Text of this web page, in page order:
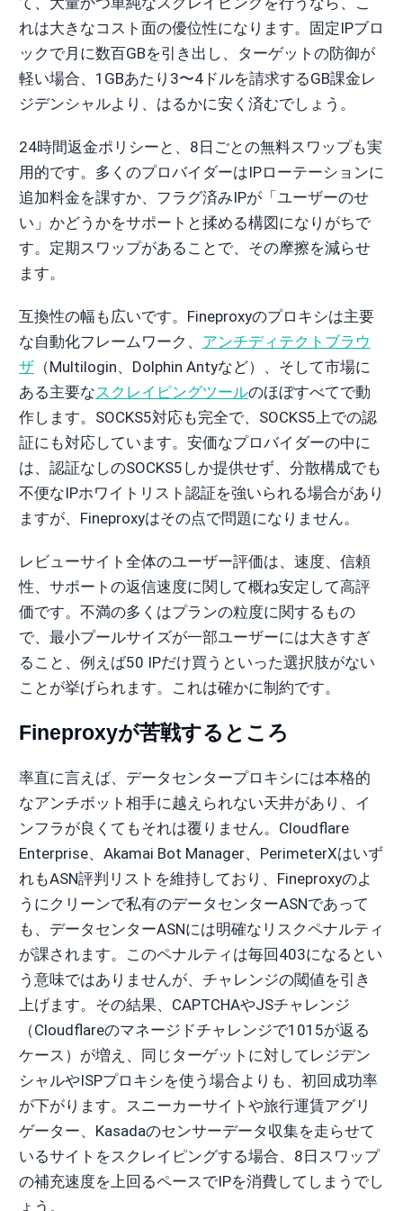
れは大きなコスト面の優位性になります。固定IPブロ
ックで月に数百GBを引き出し、ターゲットの防御が
軽い場合、1GBあたり3〜4ドルを請求するGB課金レ
ジデンシャルより、はるかに安く済むでしょう。
24時間返金ポリシーと、8日ごとの無料スワップも実
用的です。多くのプロバイダーはIPローテーションに
追加料金を課すか、フラグ済みIPが「ユーザーのせ
い」かどうかをサポートと揉める構図になりがちで
す。定期スワップがあることで、その摩擦を減らせ
ます。
互換性の幅も広いです。Fineproxyのプロキシは主要
な自動化フレームワーク、 アンチディテクトブラウ
ザ（Multilogin、Dolphin Antyなど）、そして市場に
ある主要なスクレイピングツールのほぼすべてで動
作します。SOCKS5対応も完全で、SOCKS5上での認
証にも対応しています。安価なプロバイダーの中に
は、認証なしのSOCKS5しか提供せず、分散構成でも
不便なIPホワイトリスト認証を強いられる場合があり
ますが、Fineproxyはその点で問題になりません。
レビューサイト全体のユーザー評価は、速度、信頼
性、サポートの返信速度に関して概ね安定して高評
価です。不満の多くはプランの粒度に関するもの
で、最小プールサイズが一部ユーザーには大きすぎ
ること、例えば50 IPだけ買うといった選択肢がない
ことが挙げられます。これは確かに制約です。
Fineproxyが苦戦するところ
率直に言えば、データセンタープロキシには本格的
なアンチボット相手に越えられない天井があり、イ
ンフラが良くてもそれは覆りません。Cloudflare
Enterprise、Akamai Bot Manager、PerimeterXはいず
れもASN評判リストを維持しており、Fineproxyのよ
うにクリーンで私有のデータセンターASNであって
も、データセンターASNには明確なリスクペナルティ
が課されます。このペナルティは毎回403になるとい
う意味ではありませんが、チャレンジの閾値を引き
上げます。その結果、CAPTCHAやJSチャレンジ
（Cloudflareのマネージドチャレンジで1015が返る
ケース）が増え、同じターゲットに対してレジデン
シャルやISPプロキシを使う場合よりも、初回成功率
が下がります。スニーカーサイトや旅行運賃アグリ
ゲーター、Kasadaのセンサーデータ収集を走らせて
いるサイトをスクレイピングする場合、8日スワップ
の補充速度を上回るペースでIPを消費してしまうでし
ょう。